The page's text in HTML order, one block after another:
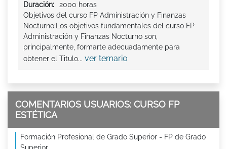
Duración:
2000 horas
Objetivos del curso FP Administración y Finanzas
Nocturno:Los objetivos fundamentales del curso FP
Administración y Finanzas Nocturno son,
principalmente, formarte adecuadamente para
obtener el Titulo... ver temario
COMENTARIOS USUARIOS: CURSO FP
ESTÉTICA
Formación Profesional de Grado Superior - FP de Grado